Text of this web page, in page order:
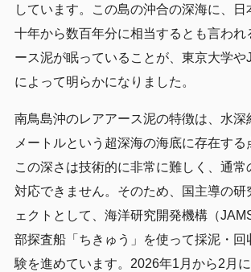
しています。この島の沖合の深海に、日
十年から数百年分に相当するとも言われ
ース泥が眠っていることが、東京大学や
によって明らかになりました。
南鳥島沖のレアアース泥の特徴は、水深
メートルという超深海の海底に存在する
この深さは技術的に非常に難しく、通常
対応できません。そのため、国主導の研
ェクトとして、海洋研究開発機構（
部探査船「ちきゅう」を使って採泥・回
験を進めています。2026年1月から2月